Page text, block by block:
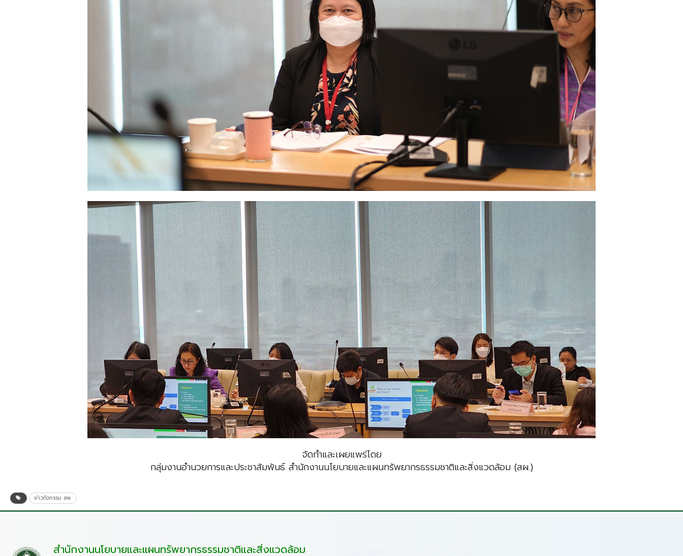
จัดทำและเผยแพร่โดย
กลุ่มงานอำนวยการและประชาสัมพันธ์ สำนักงานนโยบายและแผนทรัพยากรธรรมชาติและสิ่งแวดล้อม (สผ.)
ข่าวกิจกรรม สผ.
สำนักงานนโยบายและแผนทรัพยากรธรรมชาติและสิ่งแวดล้อม